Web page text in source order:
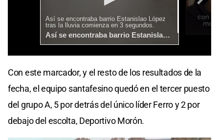
Con este marcador, y el resto de los resultados de la
fecha, el equipo santafesino quedó en el tercer puesto
del grupo A, 5 por detrás del único líder Ferro y 2 por
debajo del escolta, Deportivo Morón.